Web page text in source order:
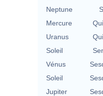
Neptune
Mercure
Uranus
Soleil
Vénus
Soleil
Jupiter